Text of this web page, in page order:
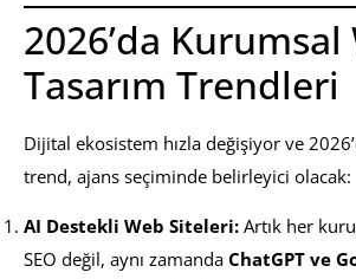
2026’da Kurumsal
Tasarım Trendleri
Dijital ekosistem hızla değişiyor ve
trend, ajans seçiminde belirleyici olacak:
AI Destekli Web Siteleri: Artık her
SEO değil, aynı zamanda ChatGPT ve